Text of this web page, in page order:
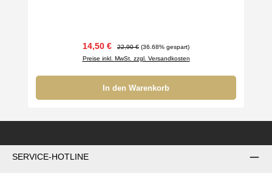
Verkaufspreis:
14,50 € Regulärer Preis:
22,90 € (36.68% gespart)
Preise inkl. MwSt. zzgl. Versandkosten
In den Warenkorb
SERVICE-HOTLINE